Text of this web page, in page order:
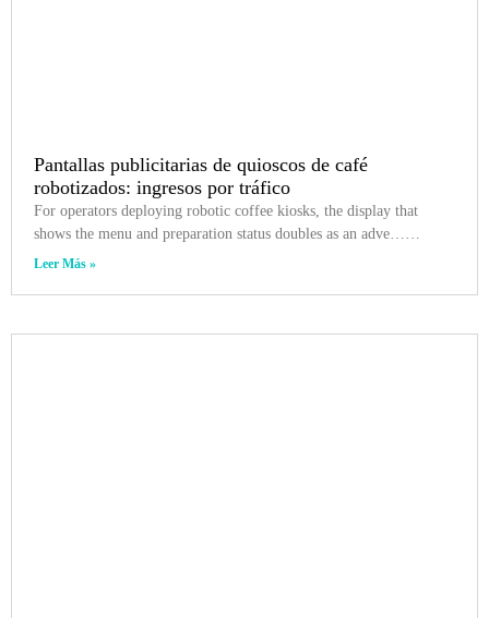
Pantallas publicitarias de quioscos de café
robotizados: ingresos por tráfico
For operators deploying robotic coffee kiosks, the display that
shows the menu and preparation status doubles as an adve……
Leer Más »